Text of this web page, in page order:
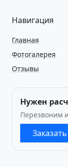
Навигация
Главная
Фотогалерея
Отзывы
Нужен
Перезвоним